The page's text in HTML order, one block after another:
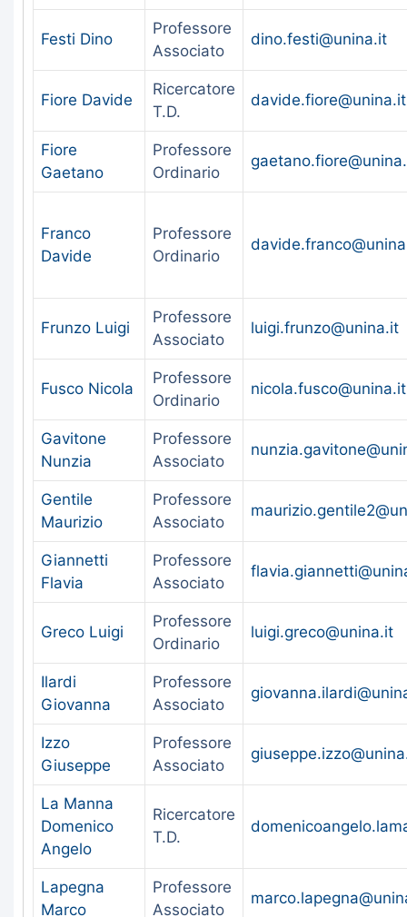
Festi Dino
Professore
Associato
dino.festi@unina.it
Fiore Davide
Ricercatore
T.D.
davide.fiore@unina.it
Fiore
Gaetano
Professore
Ordinario
Franco
Davide
Professore
Ordinario
Frunzo Luigi
Professore
Associato
luigi.frunzo@unina.it
Fusco Nicola
Professore
Ordinario
nicola.fusco@unina.it
Gavitone
Nunzia
Professore
Associato
Gentile
Maurizio
Professore
Associato
Giannetti
Flavia
Professore
Associato
Greco Luigi
Professore
Ordinario
luigi.greco@unina.it
Ilardi
Giovanna
Professore
Associato
Izzo
Giuseppe
Professore
Associato
La Manna
Domenico
Angelo
Ricercatore
T.D.
Lapegna
Marco
Professore
Associato